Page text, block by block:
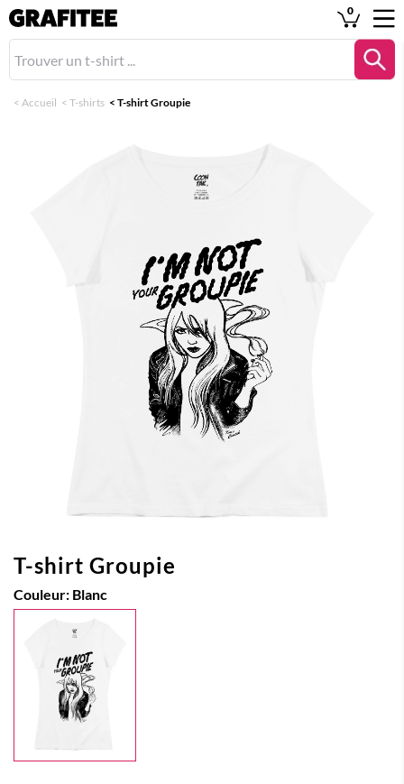
0
< Accueil < T-shirts < T-shirt Groupie
T-shirt Groupie
Couleur: Blanc